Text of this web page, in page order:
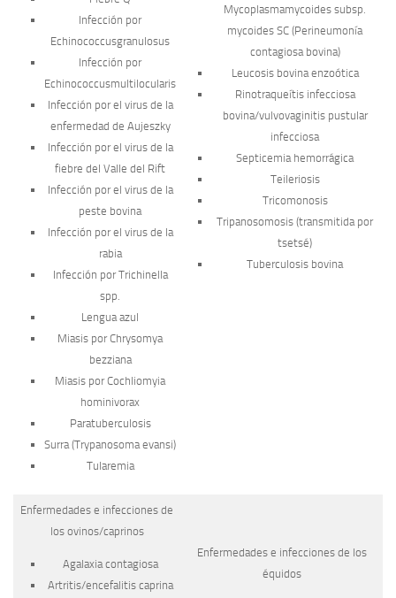
Infección por
Echinococcusgranulosus
Infección por
Echinococcusmultilocularis
Infección por el virus de la
enfermedad de Aujeszky
Infección por el virus de la
fiebre del Valle del Rift
Infección por el virus de la
peste bovina
Infección por el virus de la
rabia
Infección porTrichinella
spp.
Lengua azul
Miasis porChrysomya
bezziana
Miasis porCochliomyia
hominivorax
Paratuberculosis
Surra (Trypanosoma evansi)
Tularemia
Mycoplasmamycoides subsp.
mycoides SC (Perineumonía
contagiosa bovina)
Leucosis bovina enzoótica
Rinotraqueítis infecciosa
bovina/vulvovaginitis pustular
infecciosa
Septicemia hemorrágica
Teileriosis
Tricomonosis
Tripanosomosis (transmitida por
tsetsé)
Tuberculosis bovina
Enfermedades e infecciones de
los ovinos/caprinos
Agalaxia contagiosa
Artritis/encefalitis caprina
Enfermedades e infecciones de los
équidos